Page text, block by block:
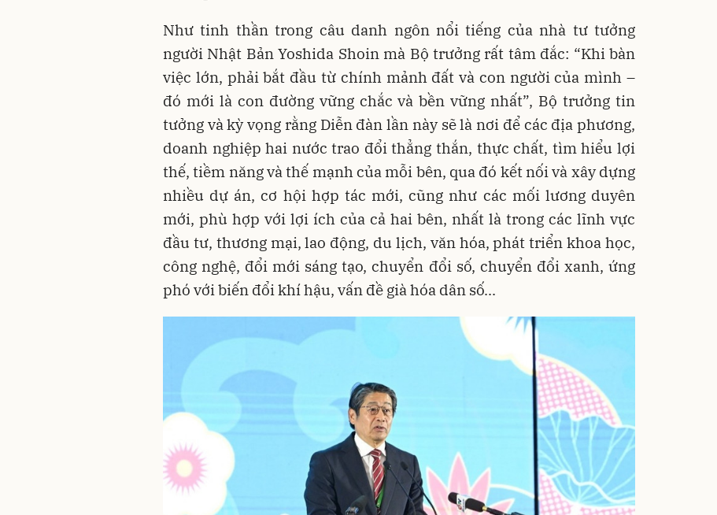
Như tinh thần trong câu danh ngôn nổi tiếng của nhà tư tưởng
người Nhật Bản Yoshida Shoin mà Bộ trưởng rất tâm đắc: “Khi bàn
việc lớn, phải bắt đầu từ chính mảnh đất và con người của mình –
đó mới là con đường vững chắc và bền vững nhất”, Bộ trưởng tin
tưởng và kỳ vọng rằng Diễn đàn lần này sẽ là nơi để các địa phương,
doanh nghiệp hai nước trao đổi thẳng thắn, thực chất, tìm hiểu lợi
thế, tiềm năng và thế mạnh của mỗi bên, qua đó kết nối và xây dựng
nhiều dự án, cơ hội hợp tác mới, cũng như các mối lương duyên
mới, phù hợp với lợi ích của cả hai bên, nhất là trong các lĩnh vực
đầu tư, thương mại, lao động, du lịch, văn hóa, phát triển khoa học,
công nghệ, đổi mới sáng tạo, chuyển đổi số, chuyển đổi xanh, ứng
phó với biến đổi khí hậu, vấn đề già hóa dân số...